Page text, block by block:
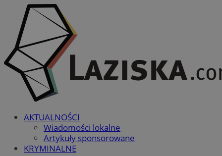
AKTUALNOŚCI
Wiadomości lokalne
Artykuły sponsorowane
KRYMINALNE